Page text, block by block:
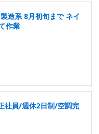
造系 8月初旬まで ネイ
作業
社員/週休2日制/空調完